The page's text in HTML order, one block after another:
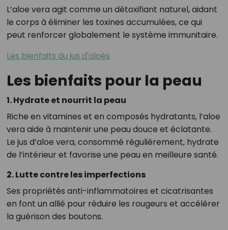
L’aloe vera agit comme un détoxifiant naturel, aidant
le corps à éliminer les toxines accumulées, ce qui
peut renforcer globalement le système immunitaire.
Les bienfaits du jus d'aloès
Les bienfaits pour la peau
1. Hydrate et nourrit la peau
Riche en vitamines et en composés hydratants, l’aloe
vera aide à maintenir une peau douce et éclatante.
Le jus d’aloe vera, consommé régulièrement, hydrate
de l’intérieur et favorise une peau en meilleure santé.
2. Lutte contre les imperfections
Ses propriétés anti-inflammatoires et cicatrisantes
en font un allié pour réduire les rougeurs et accélérer
la guérison des boutons.